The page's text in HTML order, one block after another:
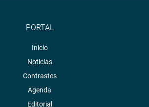
PORTAL
Inicio
Noticias
Contrastes
Agenda
Editorial